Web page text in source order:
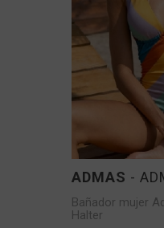
ADMAS -
Bañador mujer
Halter